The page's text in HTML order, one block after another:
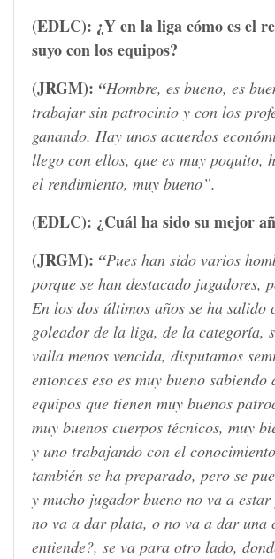
(EDLC): ¿Y en la liga cómo es el
suyo con los equipos?
(JRGM): “Hombre, es bueno, es
trabajar sin patrocinio y con los
ganando. Hay unos acuerdos
llego con ellos, que es muy poquito,
el rendimiento, muy bueno”.
(EDLC): ¿Cuál ha sido su mejor
(JRGM): “Pues han sido varios
porque se han destacado jugadores,
En los dos últimos años se ha salido
goleador de la liga, de la categoría,
valla menos vencida, disputamos
entonces eso es muy bueno sabiendo
equipos que tienen muy buenos
muy buenos cuerpos técnicos, muy
y uno trabajando con el
también se ha preparado, pero se
y mucho jugador bueno no va a
no va a dar plata, o no va a dar una
entiende?, se va para otro lado,